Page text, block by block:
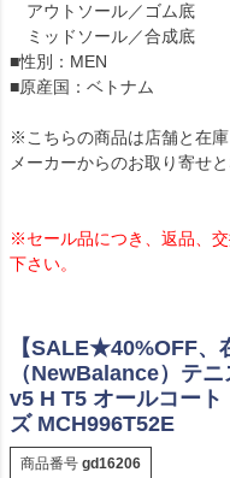
アウトソール／ゴム底
ミッドソール／合成底
■性別：MEN
■原産国：ベトナム
※こちらの商品は店舗と在
メーカーからのお取り寄せ
※セール品につき、返品、
下さい。
【SALE★40%OFF、
（NewBalance）テ
v5 H T5 オールコー
ズ MCH996T52E
商品番号 gd16206